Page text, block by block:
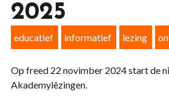
2025
educatief informatief lezing
Op freed 22 novimber 2024 start de
Akademylêzingen.